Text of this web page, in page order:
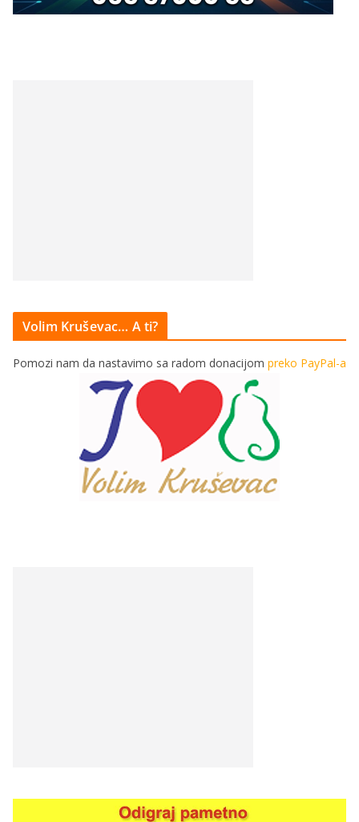
Volim Kruševac… A ti?
Pomozi nam da nastavimo sa radom donacijom preko PayPal-a